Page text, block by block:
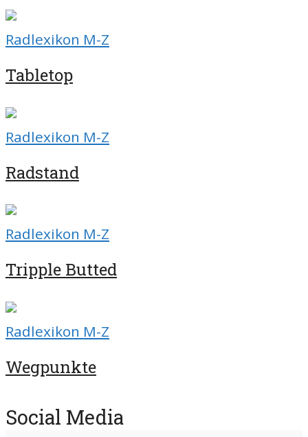
Radlexikon M-Z
Tabletop
Radlexikon M-Z
Radstand
Radlexikon M-Z
Tripple Butted
Radlexikon M-Z
Wegpunkte
Social Media